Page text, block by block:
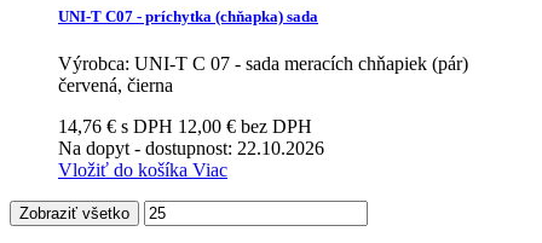
UNI-T C07 - príchytka (chňapka) sada
Výrobca: UNI-T C 07 - sada meracích chňapiek (pár)
červená, čierna
14,76 € s DPH 12,00 € bez DPH
Na dopyt - dostupnost: 22.10.2026
Vložiť do košíka Viac
Zobraziť všetko